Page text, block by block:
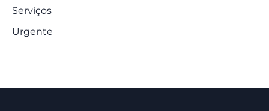
Serviços
Urgente